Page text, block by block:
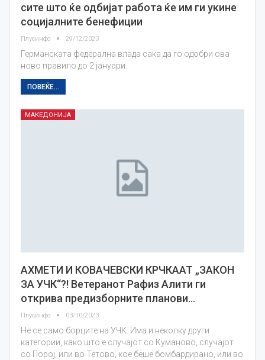
сите што ќе одбијат работа ќе им ги укине
социјалните бенефиции
Плусинфо 29/12/2023
Германската федерална влада сака да го одобри ова
ново правило до 2 јануари.
ПОВЕЌЕ...
МАКЕДОНИЈА
АХМЕТИ И КОВАЧЕВСКИ КРЧКААТ „ЗАКОН
ЗА УЧК“?! Ветеранот Рафиз Алити ги
открива предизборните планови…
Плусинфо 03/10/2023
Не се само борците на УЧК. Има и неколку други
категории, како што е случајот со Куманово, случајот
со Порој, или во Тетово, кое беше бомбардирано, или во